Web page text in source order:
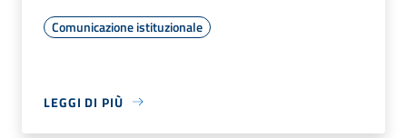
Comunicazione istituzionale
LEGGI DI PIÙ